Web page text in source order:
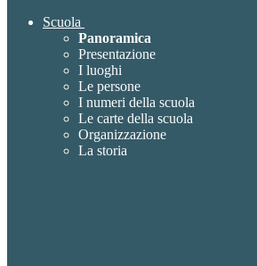
Scuola
Panoramica
Presentazione
I luoghi
Le persone
I numeri della scuola
Le carte della scuola
Organizzazione
La storia